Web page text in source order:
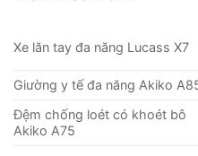
Xe lăn tay đa năng Lucass X7
Giường y tế đa năng Akiko
Đệm chống loét có khoét bô
Akiko A75